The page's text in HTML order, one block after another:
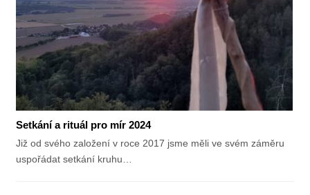
Setkání a rituál pro mír 2024
Již od svého založení v roce 2017 jsme měli ve svém záměru
uspořádat setkání kruhu…